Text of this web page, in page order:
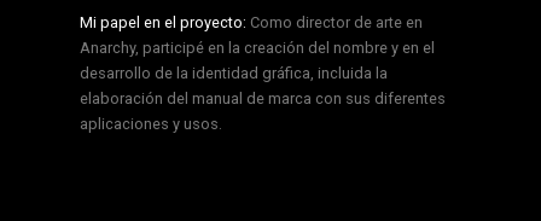
Mi papel en el proyecto: Como director de arte en
Anarchy, participé en la creación del nombre y en el
desarrollo de la identidad gráfica, incluida la
elaboración del manual de marca con sus diferentes
aplicaciones y usos.